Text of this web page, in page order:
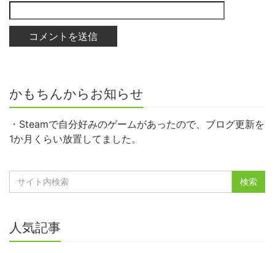
かもちんからお知らせ
・Steamで自分好みのゲームがあったので、ブログ更新を
1か月くらい放置してました。
人気記事